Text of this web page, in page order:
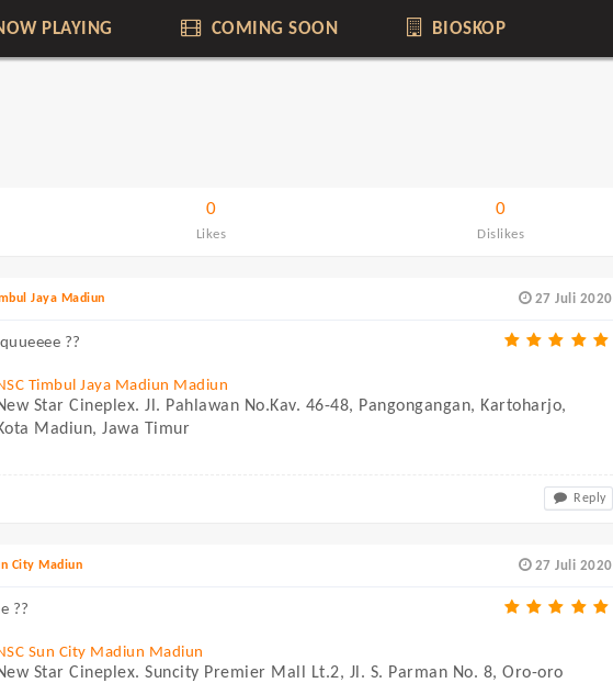
PLAYING COMING SOON BIOSKOP
0
Likes
0
Dislikes
27 Juli 2020
Jaya Madiun
??
Timbul Jaya Madiun Madiun
Star Cineplex. Jl. Pahlawan No.Kav. 46-48, Pangongangan, Kartoharjo,
Madiun, Jawa Timur
Reply
27 Juli 2020
City Madiun
??
Sun City Madiun Madiun
Star Cineplex. Suncity Premier Mall Lt.2, Jl. S. Parman No. 8, Oro-oro